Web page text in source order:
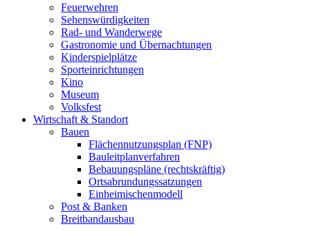
Feuerwehren
Sehenswürdigkeiten
Rad- und Wanderwege
Gastronomie und Übernachtungen
Kinderspielplätze
Sporteinrichtungen
Kino
Museum
Volksfest
Wirtschaft & Standort
Bauen
Flächennutzungsplan (FNP)
Bauleitplanverfahren
Bebauungspläne (rechtskräftig)
Ortsabrundungssatzungen
Einheimischenmodell
Post & Banken
Breitbandausbau